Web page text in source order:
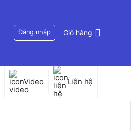
Đăng nhập Giỏ hàng
Video Liên hệ